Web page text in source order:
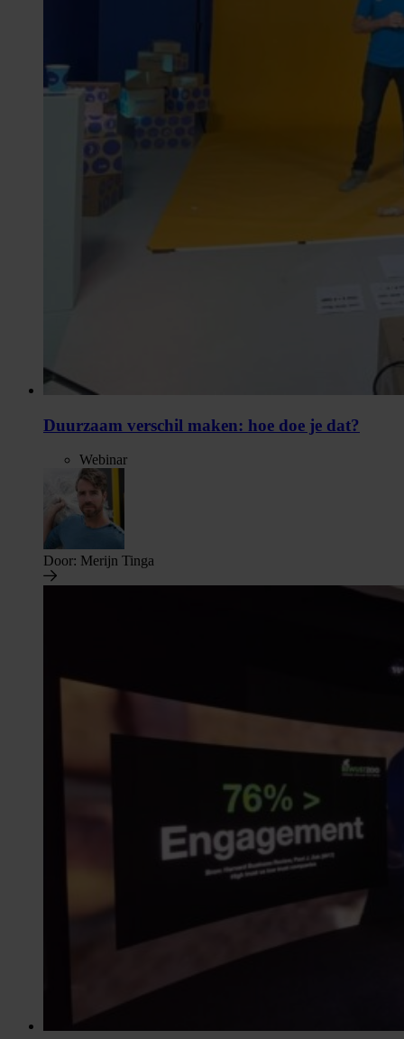
Duurzaam verschil maken: hoe doe je dat?
Webinar
Door: Merijn Tinga